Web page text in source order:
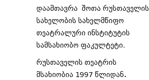
დაამთავრა შოთა რუსთაველის
სახელობის სახელმწიფო
თეატრალური ინსტიტუტის
სამსახიობო ფაკულტეტი.
რუსთაველის თეატრის
მსახიობია 1997 წლიდან.